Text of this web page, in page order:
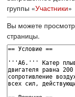
группы «Участники»
Вы можете
страницы.